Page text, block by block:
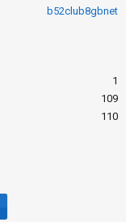
b52club8gbnet
1
109
110